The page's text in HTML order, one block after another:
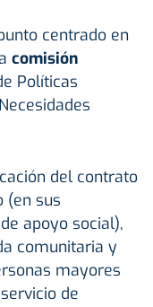
centrado en
comisión
Políticas
del contrato
(en sus
apoyo social),
comunitaria y
mayores
de